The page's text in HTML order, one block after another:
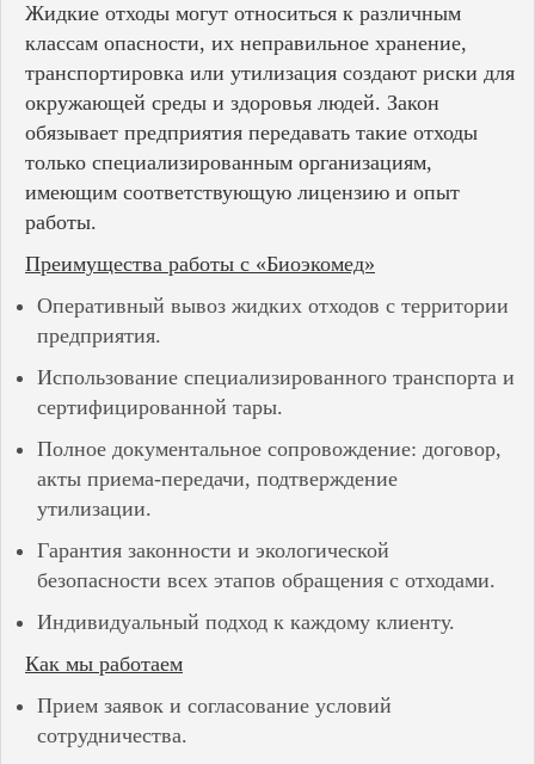
Жидкие отходы могут относиться к различным
классам опасности, их неправильное хранение,
транспортировка или утилизация создают риски для
окружающей среды и здоровья людей. Закон
обязывает предприятия передавать такие отходы
только специализированным организациям,
имеющим соответствующую лицензию и опыт
работы.
Преимущества работы с «Биоэкомед»
Оперативный вывоз жидких отходов с территории
предприятия.
Использование специализированного транспорта и
сертифицированной тары.
Полное документальное сопровождение: договор,
акты приема-передачи, подтверждение
утилизации.
Гарантия законности и экологической
безопасности всех этапов обращения с отходами.
Индивидуальный подход к каждому клиенту.
Как мы работаем
Прием заявок и согласование условий
сотрудничества.